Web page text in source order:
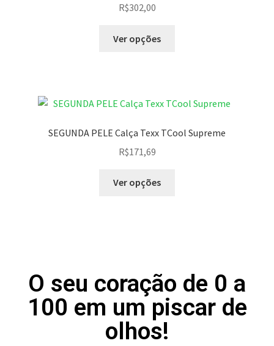
R$302,00
Ver opções
SEGUNDA PELE Calça Texx TCool Supreme
R$171,69
Ver opções
O seu coração de 0 a
100 em um piscar de
olhos!